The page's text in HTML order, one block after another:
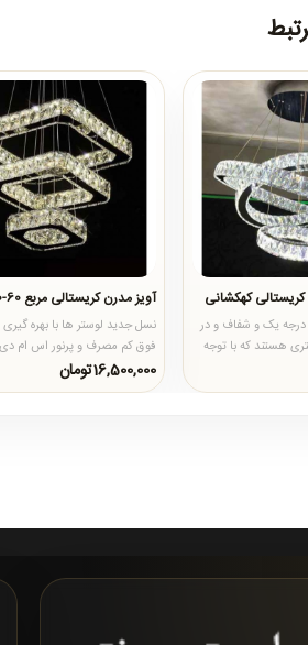
کهکشانی
درجه یک و شفاف و در
5 سانتیمتری هستند که با توجه
آویز مدرن کریستالی مربع 60-40-20
نسل جدید لوستر ها با بهره
فوق کم مصرف و پرنور اس ام دی
را در سبد خرید مشتری..
16,500,000تومان